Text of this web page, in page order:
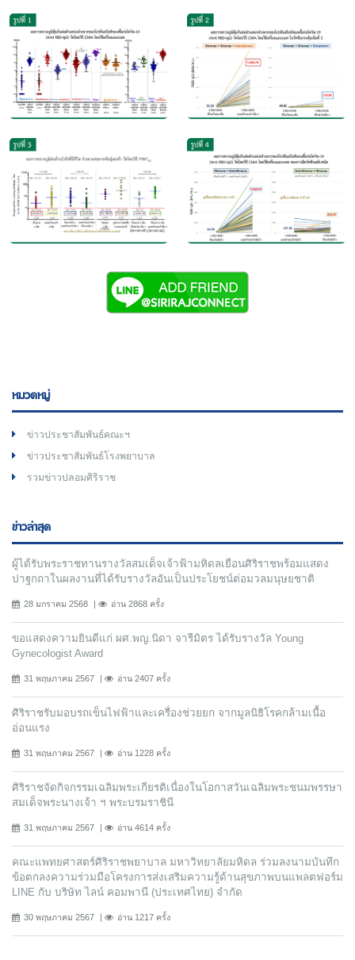
หมวดหมู่
ข่าวประชาสัมพันธ์คณะฯ
ข่าวประชาสัมพันธ์โรงพยาบาล
รวมข่าวปลอมศิริราช
ข่าวล่าสุด
ผู้ได้รับพระราชทานรางวัลสมเด็จเจ้าฟ้ามหิดลเยือนศิริราชพร้อมแสดง
ปาฐกถาในผลงานที่ได้รับรางวัลอันเป็นประโยชน์ต่อมวลมนุษยชาติ
28 มกราคม 2568 อ่าน 2868 ครั้ง
ขอแสดงความยินดีแก่ ผศ.พญ.นิดา จารีมิตร ได้รับรางวัล Young
Gynecologist Award
31 พฤษภาคม 2567 อ่าน 2407 ครั้ง
ศิริราชรับมอบรถเข็นไฟฟ้าและเครื่องช่วยยก จากมูลนิธิโรคกล้ามเนื้อ
อ่อนแรง
31 พฤษภาคม 2567 อ่าน 1228 ครั้ง
ศิริราชจัดกิจกรรมเฉลิมพระเกียรติเนื่องในโอกาสวันเฉลิมพระชนมพรรษา
สมเด็จพระนางเจ้า ฯ พระบรมราชินี
31 พฤษภาคม 2567 อ่าน 4614 ครั้ง
คณะแพทยศาสตร์ศิริราชพยาบาล มหาวิทยาลัยมหิดล ร่วมลงนามบันทึก
ข้อตกลงความร่วมมือโครงการส่งเสริมความรู้ด้านสุขภาพบนแพลตฟอร์ม
LINE กับ บริษัท ไลน์ คอมพานี (ประเทศไทย) จํากัด
30 พฤษภาคม 2567 อ่าน 1217 ครั้ง